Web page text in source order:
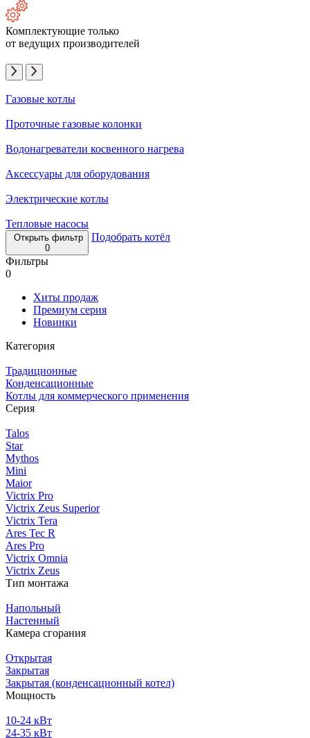
Комплектующие только
от ведущих производителей
Газовые котлы
Проточные газовые колонки
Водонагреватели косвенного нагрева
Аксессуары для оборудования
Электрические котлы
Тепловые насосы
Открыть фильтр
0
Подобрать котёл
Фильтры
0
Хиты продаж
Премиум серия
Новинки
Категория
Традиционные
Конденсационные
Котлы для коммерческого применения
Серия
Talos
Star
Mythos
Mini
Maior
Victrix Pro
Victrix Zeus Superior
Victrix Tera
Ares Tec R
Ares Pro
Victrix Omnia
Victrix Zeus
Тип монтажа
Напольный
Настенный
Камера сгорания
Открытая
Закрытая
Закрытая (конденсационный котел)
Мощность
10-24 кВт
24-35 кВт